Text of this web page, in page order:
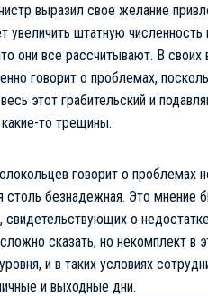
выразил свое желание
увеличить штатную
они все рассчитывают. В
говорит о проблемах,
этот грабительский и
то трещины.
говорит о проблемах
столь безнадежная. Это
свидетельствующих о
сказать, но некомплект
и в таких условиях
и выходные дни.